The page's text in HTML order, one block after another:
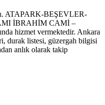
ATAPARK-BEŞEVLER-
İBRAHİM CAMİ –
hizmet vermektedir. Ankara
durak listesi, güzergah bilgisi
anlık olarak takip